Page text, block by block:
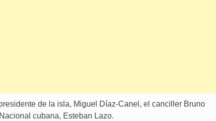
de la isla, Miguel Díaz-Canel, el canciller Bruno
cubana, Esteban Lazo.